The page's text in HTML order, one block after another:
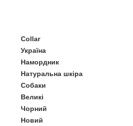
Collar
Україна
Намордник
Натуральна шкіра
Собаки
Великі
Чорний
Новий